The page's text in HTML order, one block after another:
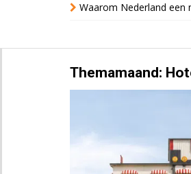
Waarom Nederland een
Themamaand: